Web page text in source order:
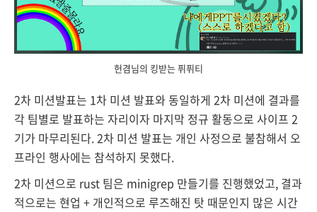
헌겸님의 킹받는 퓌퓌티
2차 미션발표는 1차 미션 발표와 동일하게 2차 미션에 결과를
각 팀별로 발표하는 자리이자 마지막 정규 활동으로 사이프 2
기가 마무리된다. 2차 미션 발표는 개인 사정으로 불참해서 오
프라인 행사에는 참석하지 못했다.
2차 미션으로 rust 팀은 minigrep 만들기를 진행했었고, 결과
적으로는 현업 + 개인적으로 루즈해진 탓 때문인지 많은 시간